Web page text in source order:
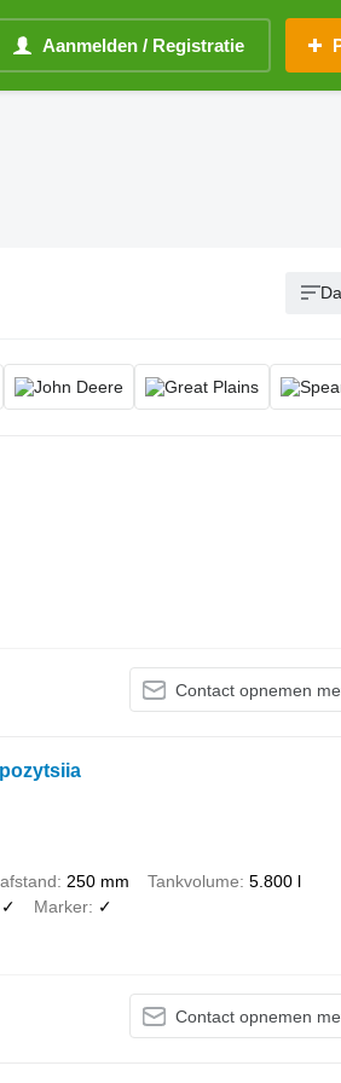
Aanmelden / Registratie
Contact opnemen
250 mm Tankvolume 5.800 l
✓ Marker ✓
Contact opnemen